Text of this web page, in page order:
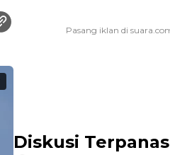
Diskusi Terpanas